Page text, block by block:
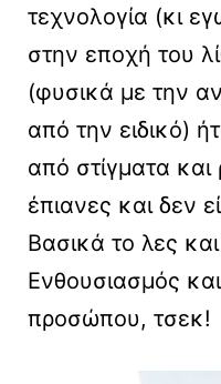
τεχνολογία (κι
στην εποχή του
(φυσικά με την
από την ειδικό)
από στίγματα και
έπιανες και δεν
Βασικά το λες
Ενθουσιασμός
προσώπου, τσεκ!